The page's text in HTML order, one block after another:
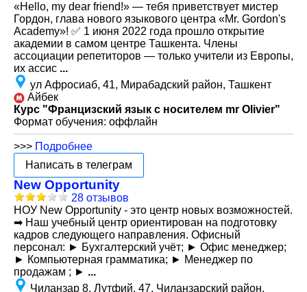
«Hello, my dear friend!» — тебя приветствует мистер
Гордон, глава нового языкового центра «Mr. Gordon's
Academy»! ✅ 1 июня 2022 года прошло открытие
академии в самом центре Ташкента. Члены
ассоциации репетиторов — только учители из Европы,
их ассис ...
ул Афросиаб, 41, Мирабадский район, Ташкент
Айбек
Курс "Францизский язык с носителем mr Olivier"
Формат обучения: оффлайн
>>> Подробнее
Написать в телеграм
New Opportunity
28 отзывов
НОУ New Opportunity - это центр новых возможностей.
➡ Наш учебный центр ориентирован на подготовку
кадров следующего направления. Офисный
персонал: ► Бухгалтерский учёт; ► Офис менеджер;
► Компьютерная грамматика; ► Менеджер по
продажам ; ► ...
Чиланзар 8, Лутфий, 47, Чиланзарский район,